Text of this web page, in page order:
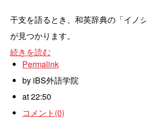
干支を語るとき、和英辞典の「イノ
が見つかります。
続きを読む
Permalink
by iBS外語学院
at 22:50
コメント(0)